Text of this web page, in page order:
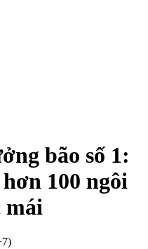
bão số 1:
100 ngôi
mái